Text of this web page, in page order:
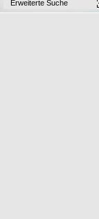
Erweiterte Suche